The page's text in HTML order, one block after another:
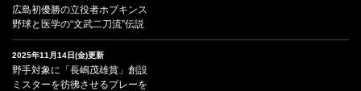
広島初優勝の立役者ホプキンス
野球と医学の“文武二刀流”伝説
2025年11月14日(金)更新
野手対象に「長嶋茂雄賞」創設
ミスターを彷彿させるプレーを